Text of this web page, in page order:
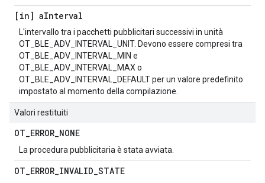
[in] aInterval
L'intervallo tra i pacchetti pubblicitari successivi in unità
OT_BLE_ADV_INTERVAL_UNIT. Devono essere compresi tra
OT_BLE_ADV_INTERVAL_MIN e
OT_BLE_ADV_INTERVAL_MAX o
OT_BLE_ADV_INTERVAL_DEFAULT per un valore predefinito
impostato al momento della compilazione.
Valori restituiti
OT_ERROR_NONE
La procedura pubblicitaria è stata avviata.
OT_ERROR_INVALID_STATE